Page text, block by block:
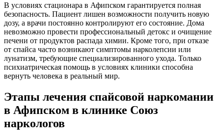
В условиях стационара в Афипском гарантируется полная
безопасность. Пациент лишен возможности получить новую
дозу, а врачи постоянно контролируют его состояние. Дома
невозможно провести профессиональный детокс и очищение
печени от продуктов распада химии. Кроме того, при отказе
от спайса часто возникают симптомы нарколепсии или
лунатизм, требующие специализированного ухода. Только
психиатрическая помощь в условиях клиники способна
вернуть человека в реальный мир.
Этапы лечения спайсовой наркомании
в Афипском в клинике Союз
наркологов